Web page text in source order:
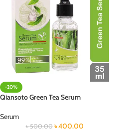
-20%
Qiansoto Green Tea Serum
Serum
৳500.00 ৳400.00